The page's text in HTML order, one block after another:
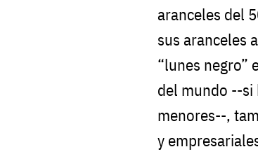
aranceles del
sus aranceles
“lunes negro”
del mundo --si
menores--,
y